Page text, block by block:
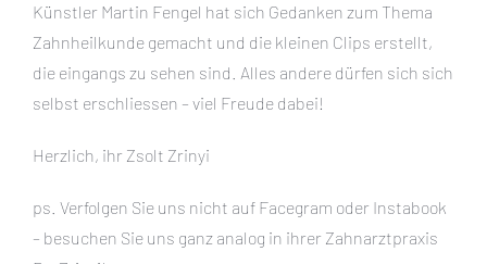
Künstler Martin Fengel hat sich Gedanken zum Thema
Zahnheilkunde gemacht und die kleinen Clips erstellt,
die eingangs zu sehen sind. Alles andere dürfen sich sich
selbst erschliessen – viel Freude dabei!
Herzlich, ihr Zsolt Zrinyi
ps. Verfolgen Sie uns nicht auf Facegram oder Instabook
– besuchen Sie uns ganz analog in ihrer Zahnarztpraxis